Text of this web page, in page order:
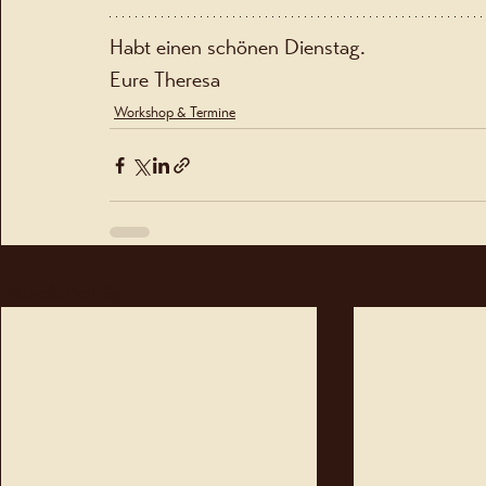
Habt einen schönen Dienstag.
Eure Theresa
Workshop & Termine